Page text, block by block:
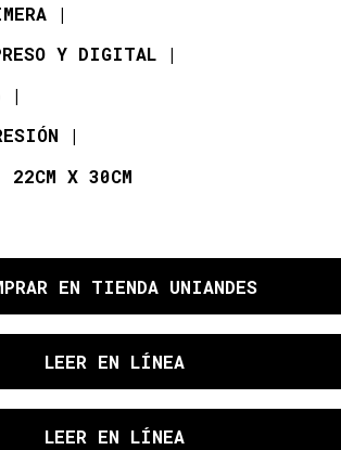
Y DIGITAL
22CM X 30CM
EN TIENDA UNIANDES
LEER EN LÍNEA
LEER EN LÍNEA